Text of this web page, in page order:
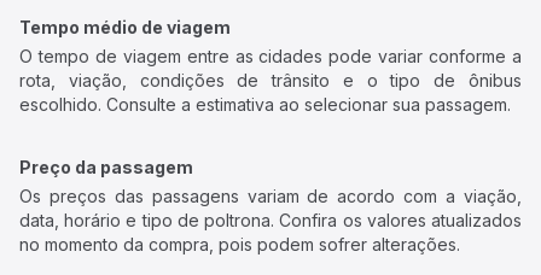
Tempo médio de viagem
O tempo de viagem entre as cidades pode variar conforme a
rota, viação, condições de trânsito e o tipo de ônibus
escolhido. Consulte a estimativa ao selecionar sua passagem.
Preço da passagem
Os preços das passagens variam de acordo com a viação,
data, horário e tipo de poltrona. Confira os valores atualizados
no momento da compra, pois podem sofrer alterações.